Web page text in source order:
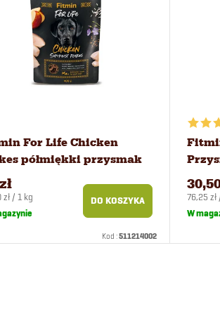
For Life Chicken
półmiękki przysmak
400 g
zł / 1 kg DO KOSZYKA
Kod :511214002
Cena
76,25 zł
W